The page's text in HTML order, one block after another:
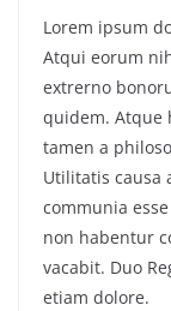
Lorem ipsum
Atqui eorum
extrerno
quidem. Atque
tamen a
Utilitatis causa
communia
non habentur
vacabit. Duo
etiam dolore.